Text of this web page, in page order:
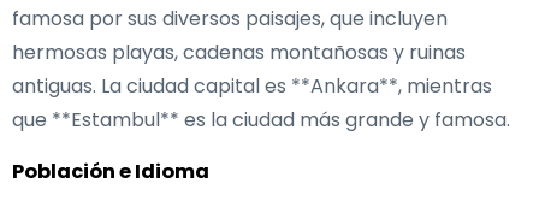
famosa por sus diversos paisajes, que incluyen
hermosas playas, cadenas montañosas y ruinas
antiguas. La ciudad capital es **Ankara**, mientras
que **Estambul** es la ciudad más grande y famosa.
Población e Idioma